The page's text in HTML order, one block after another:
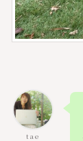
tae